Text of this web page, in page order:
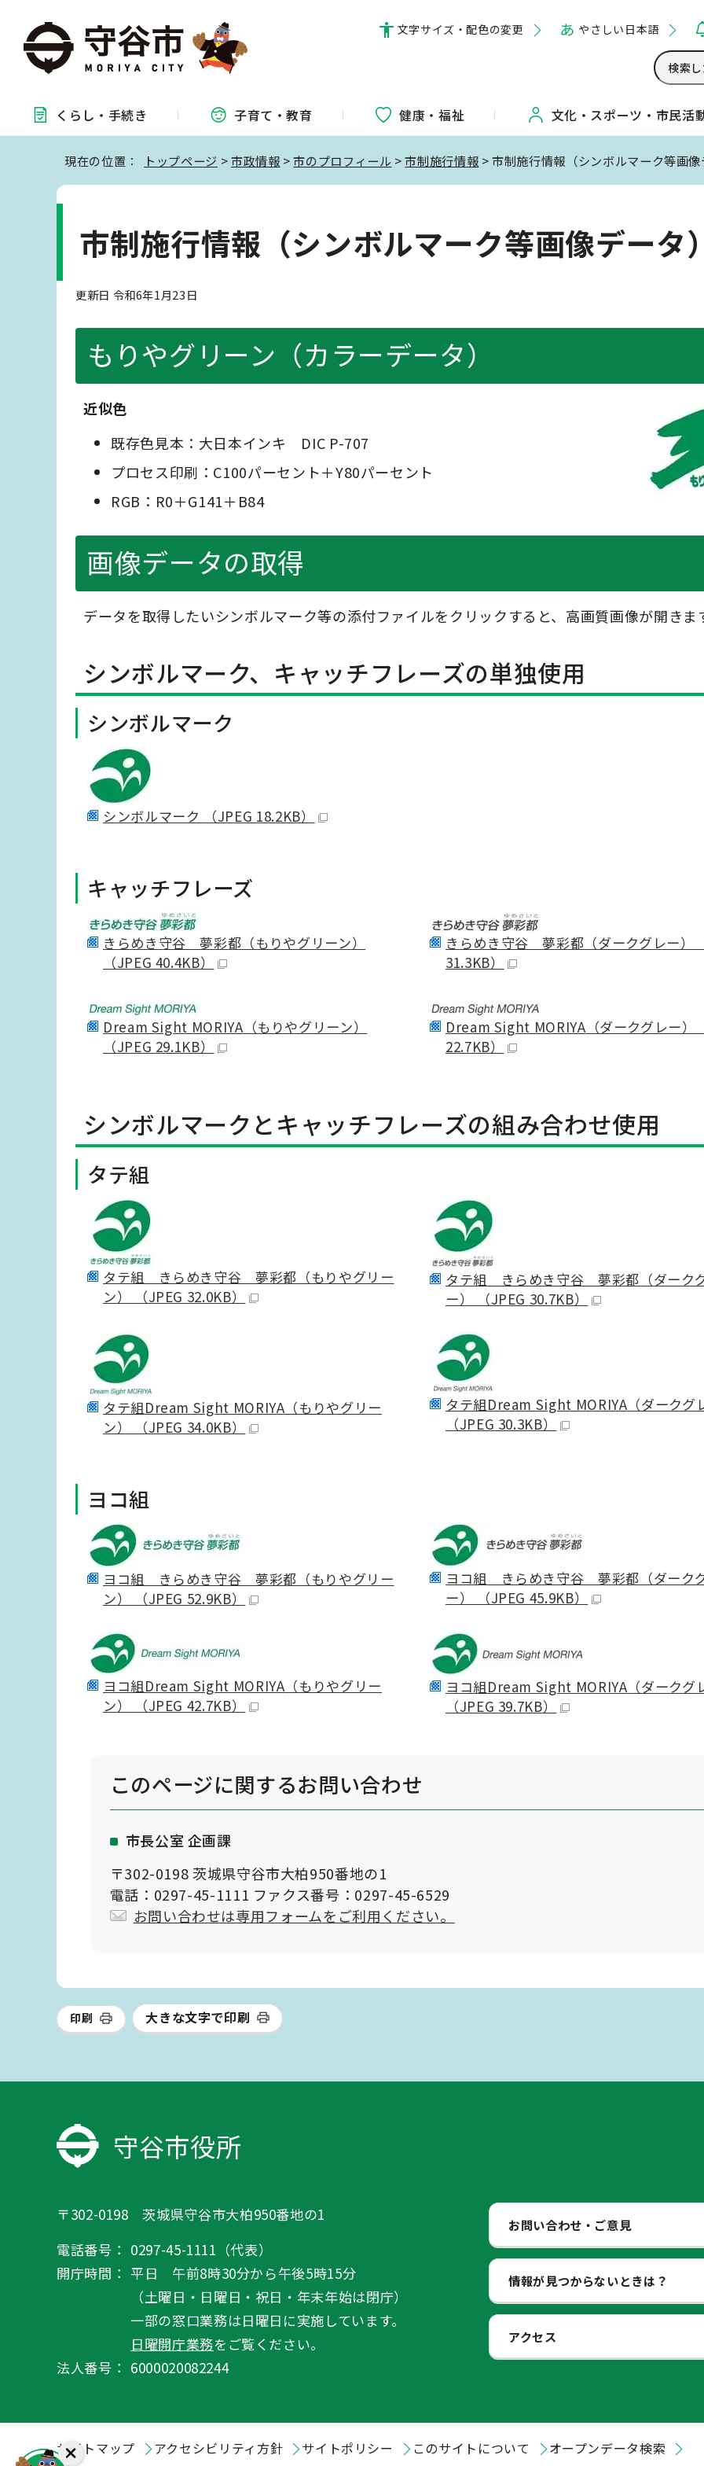
文字サイズ・配色の変更 やさしい日本語
くらし・ 手続き 子育て・教育 健康・福祉 文化・ スポーツ・ 市民活
現在の位置： トップページ >市政情報 >市のプロフィール >市制施行情報 > 市制施行情報（シンボルマーク等画像
市制施行情報（シンボルマーク等画像データ）
更新日 令和6年1月23日
もりやグリーン（カラーデータ）
近似色
既存色見本：大日本インキ DIC P-707
プロセス印刷：C100パーセント＋Y80パーセント
RGB：R0＋G141＋B84
画像データの取得
データを取得したいシンボルマーク等の添付ファイルをクリックすると、高画質画像が開きま
シンボルマーク、キャッチフレーズの単独使用
シンボルマーク
シンボルマーク （JPEG 18.2KB）
キャッチフレーズ
きらめき守谷 夢彩都（もりやグリーン）
（JPEG 40.4KB）
きらめき守谷 夢彩都（ダークグレー）
31.3KB）
Dream Sight MORIYA（もりやグリーン）
（JPEG 29.1KB）
Dream Sight MORIYA（ダークグレー）
22.7KB）
シンボルマークとキャッチフレーズの組み合わせ使用
タテ組
タテ組 きらめき守谷 夢彩都（もりやグリー
ン） （JPEG 32.0KB）
タテ組 きらめき守谷 夢彩都（ダーク
ー） （JPEG 30.7KB）
タテ組Dream Sight MORIYA（もりやグリー
ン） （JPEG 34.0KB）
タテ組Dream Sight MORIYA（ダークグ
（JPEG 30.3KB）
ヨコ組
ヨコ組 きらめき守谷 夢彩都（もりやグリー
ン） （JPEG 52.9KB）
ヨコ組 きらめき守谷 夢彩都（ダーク
ー） （JPEG 45.9KB）
ヨコ組Dream Sight MORIYA（もりやグリー
ン） （JPEG 42.7KB）
ヨコ組Dream Sight MORIYA（ダークグ
（JPEG 39.7KB）
このページに関するお問い合わせ
市長公室 企画課
〒302-0198 茨城県守谷市大柏950番地の1
電話：0297-45-1111 ファクス番号：0297-45-6529
お問い合わせは専用フォームをご利用ください。
印刷 大きな文字で印刷
守谷市役所
〒302-0198 茨城県守谷市大柏950番地の1
電話番号： 0297-45-1111（代表）
開庁時間： 平日 午前8時30分から午後5時15分
（土曜日・日曜日・祝日・年末年始は閉庁）
一部の窓口業務は日曜日に実施しています。
日曜開庁業務をご覧ください。
法人番号： 6000020082244
お問い合わせ・ご意見
情報が見つからないときは？
アクセス
サイトマップ アクセシビリティ方針 サイトポリシー このサイトについて オープンデータ検索